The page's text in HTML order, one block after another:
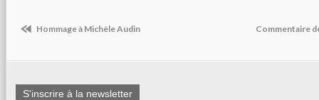
Hommage à Michèle Audin Commentaire
S'inscrire à la newsletter